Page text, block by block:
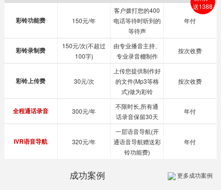
彩铃功能费 150元/年
客户拨打您的400
电话等待时听到的
等待声
年付
彩铃录制费
150元/次(不超过
100字)
由专业播音主持、
专业录音棚制作
按次收费
彩铃上传费 30元/次
上传您提供制作好
的文件(Mp3等格
式)做为彩铃
按次收费
全程通话录音 300元/年
不限时长,所有通
话录音保留30天
年付
IVR语音导航 320元/年
一层语音导航(开
通语音导航赠送彩
铃功能费)
年付
更多成功案例
成功案例
送1388